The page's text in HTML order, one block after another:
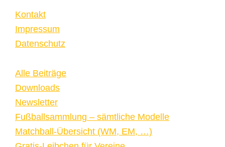
Kontakt
Impressum
Datenschutz
Alle Beiträge
Downloads
Newsletter
Fußballsammlung – sämtliche Modelle
Matchball-Übersicht (WM, EM, …)